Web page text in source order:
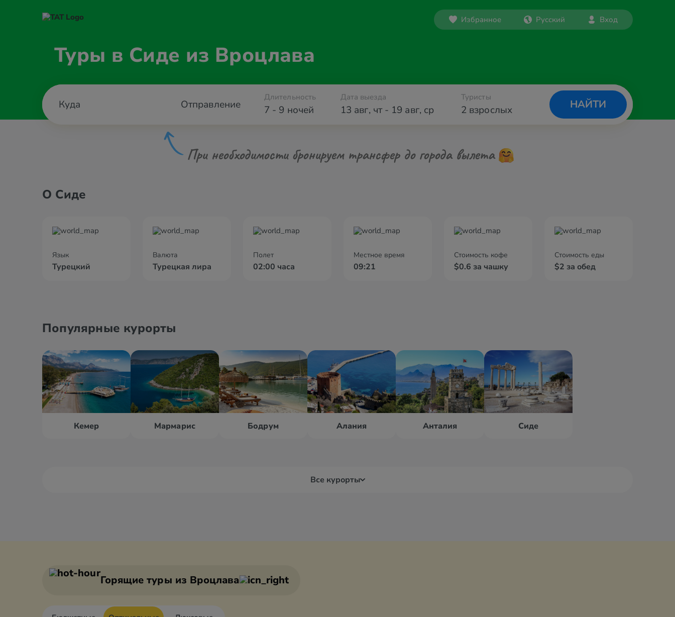
Избранное Русский Вход
Туры в Сиде из Вроцлава
Отправление 7 - 9 ночей
Длительность Дата выезда
13 авг, чт- 19 авг, ср 2 взрослых
Туристы
НАЙТИ
При необходимости бронируем трансфер до города вылета
О Сиде
Язык
Турецкий
Валюта
Турецкая лира
Полет
02:00 часа
Местное время
09:21
Стоимость кофе
$0.6 за чашку
Стоимость еды
$2 за обед
Популярные курорты
Кемер Мармарис Бодрум Алания Анталия Сиде
Все курорты
Горящие туры из Вроцлава